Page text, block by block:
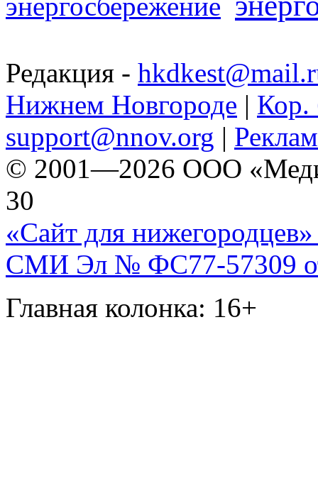
Редакция -
Нижнем Новгороде | Кор.
support@nnov.org |
© 2001—2026 ООО
30
«Сайт для нижегородцев»
СМИ Эл № ФС77-57309
Главная колонка: 16+